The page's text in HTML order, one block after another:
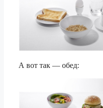
А вот так — обед: